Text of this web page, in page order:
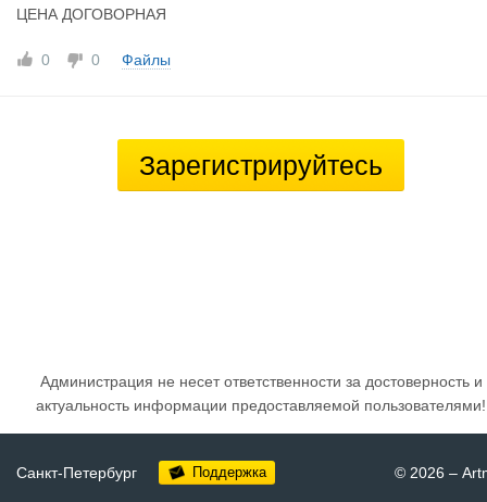
ЦЕНА ДОГОВОРНАЯ
0 0 Файлы
Зарегистрируйтесь
Администрация не несет ответственности за достоверность и
актуальность информации предоставляемой пользователями!
Санкт-Петербург Поддержка © 2026 –